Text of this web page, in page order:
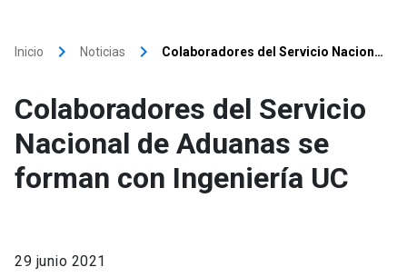
Inicio keyboard_arrow_right Noticias keyboard_arrow_right
Colaboradores del Servicio Nacional
Colaboradores del Servicio
Nacional de Aduanas se
forman con Ingeniería UC
29 junio 2021